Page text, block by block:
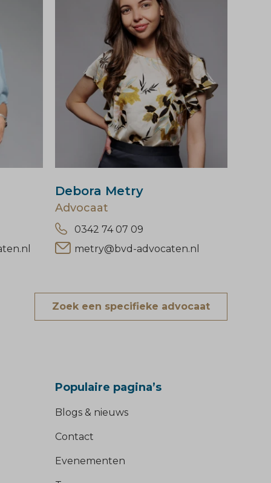
Debora Metry
Advocaat
0342 74 07 09
metry@bvd-advocaten.nl
Zoek een specifieke advocaat
Populaire pagina’s
Blogs & nieuws
Contact
Evenementen